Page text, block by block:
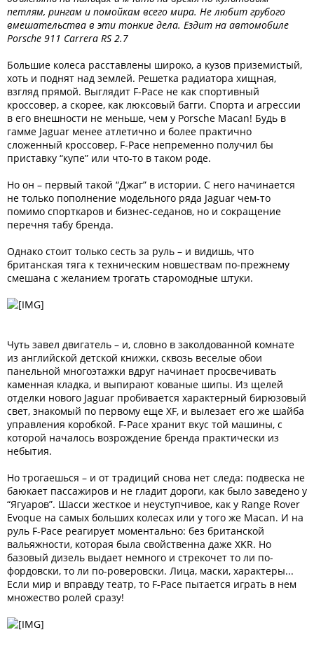
петлям, рингам и помойкам всего мира. Не любит грубого
вмешательства в эти тонкие дела. Ездит на автомобиле
Porsche 911 Carrera RS 2.7
Большие колеса расставлены широко, а кузов приземистый,
хоть и поднят над землей. Решетка радиатора хищная,
взгляд прямой. Выглядит F-Pace не как спортивный
кроссовер, а скорее, как люксовый багги. Спорта и агрессии
в его внешности не меньше, чем у Porsche Macan! Будь в
гамме Jaguar менее атлетично и более практично
сложенный кроссовер, F-Pace непременно получил бы
приставку “купе” или что-то в таком роде.
Но он – первый такой “Джаг” в истории. С него начинается
не только пополнение модельного ряда Jaguar чем-то
помимо спорткаров и бизнес-седанов, но и сокращение
перечня табу бренда.
Однако стоит только сесть за руль – и видишь, что
британская тяга к техническим новшествам по-прежнему
смешана с желанием трогать старомодные штуки.
Чуть завел двигатель – и, словно в заколдованной комнате
из английской детской книжки, сквозь веселые обои
панельной многоэтажки вдруг начинает просвечивать
каменная кладка, и выпирают кованые шипы. Из щелей
отделки нового Jaguar пробивается характерный бирюзовый
свет, знакомый по первому еще XF, и вылезает его же шайба
управления коробкой. F-Pace хранит вкус той машины, с
которой началось возрождение бренда практически из
небытия.
Но трогаешься – и от традиций снова нет следа: подвеска не
баюкает пассажиров и не гладит дороги, как было заведено у
“Ягуаров”. Шасси жесткое и неуступчивое, как у Range Rover
Evoque на самых больших колесах или у того же Macan. И на
руль F-Pace реагирует моментально: без британской
вальяжности, которая была свойственна даже XKR. Но
базовый дизель выдает немного и стрекочет то ли по-
фордовски, то ли по-роверовски. Лица, маски, характеры...
Если мир и вправду театр, то F-Pace пытается играть в нем
множество ролей сразу!